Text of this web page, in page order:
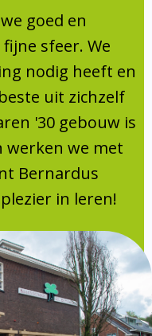
school
(MR)
goed en
sfeer. We
nodig heeft en
uit zichzelf
'30 gebouw is
werken we met
Bernardus
in leren!